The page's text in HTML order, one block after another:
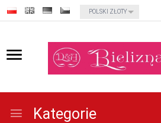
currency_h
POLSKI ZŁOTY
Kategorie